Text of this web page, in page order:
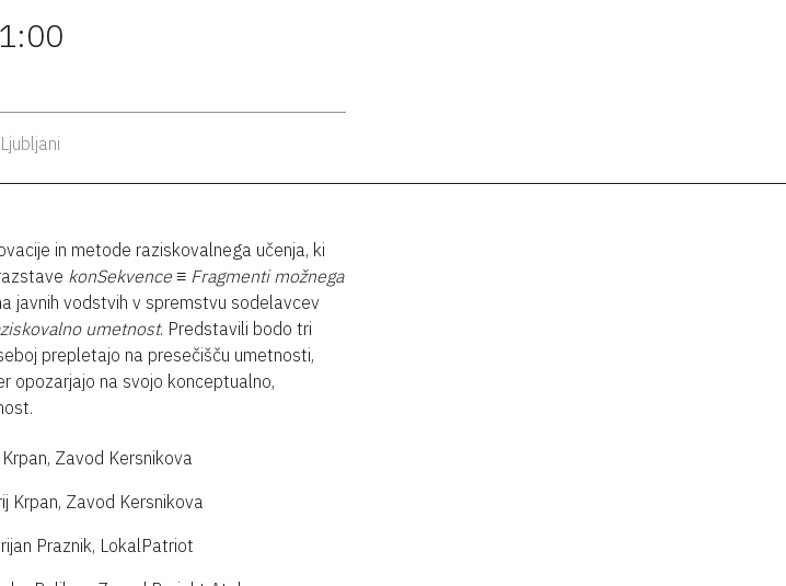
in metode raziskovalnega učenja, ki
konSekvence ≡ Fragmenti možnega
javnih vodstvih v spremstvu sodelavcev
umetnost. Predstavili bodo tri
prepletajo na presečišču umetnosti,
opozarjajo na svojo konceptualno,
Zavod Kersnikova
Krpan, Zavod Kersnikova
Praznik, LokalPatriot